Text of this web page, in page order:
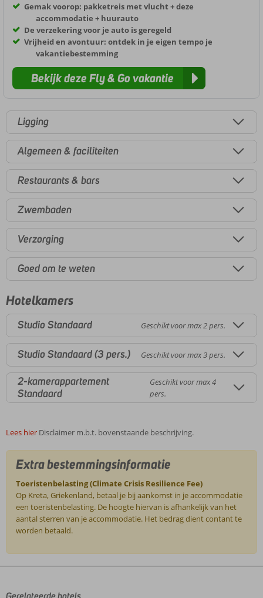
Gemak voorop: pakketreis met vlucht + deze
accommodatie + huurauto
De verzekering voor je auto is geregeld
Vrijheid en avontuur: ontdek in je eigen tempo je
vakantiebestemming
Bekijk deze Fly & Go vakantie
Ligging
Algemeen & faciliteiten
Restaurants & bars
Zwembaden
Verzorging
Goed om te weten
Hotelkamers
Studio Standaard Geschikt voor max 2 pers.
Studio Standaard (3 pers.) Geschikt voor max 3 pers.
2-kamerappartement
Standaard
Geschikt voor max 4
pers.
Lees hier Disclaimer m.b.t. bovenstaande beschrijving.
Extra bestemmingsinformatie
Toeristenbelasting (Climate Crisis Resilience Fee)
Op Kreta, Griekenland, betaal je bij aankomst in je accommodatie
een toeristenbelasting. De hoogte hiervan is afhankelijk van het
aantal sterren van je accommodatie. Het bedrag dient contant te
worden betaald.
door